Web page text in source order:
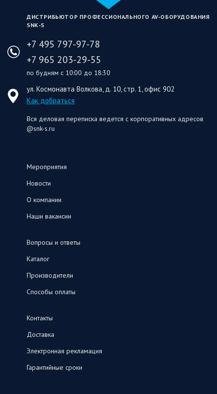
ДИСТРИБЬЮТОР ПРОФЕССИОНАЛЬНОГО AV‑ОБОРУДОВАНИЯ
SNK‑S
+7 495 797-97-78
+7 965 203-29-55
по будням с 10:00 до 18:30
ул. Космонавта Волкова, д. 10, стр. 1, офис 902
Как добраться
Вся деловая переписка ведется с корпоративных адресов
@snk-s.ru
Мероприятия
Новости
О компании
Наши вакансии
Вопросы и ответы
Каталог
Производители
Способы оплаты
Контакты
Доставка
Электронная рекламация
Гарантийные сроки